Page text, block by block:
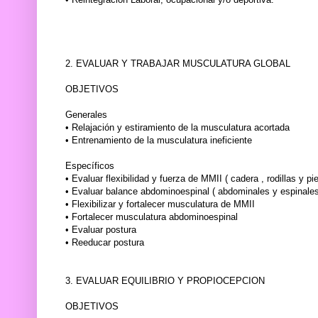
2. EVALUAR Y TRABAJAR MUSCULATURA GLOBAL
OBJETIVOS
Generales
• Relajación y estiramiento de la musculatura acortada
• Entrenamiento de la musculatura ineficiente
Específicos
• Evaluar flexibilidad y fuerza de MMII ( cadera , rodillas y
• Evaluar balance abdominoespinal ( abdominales y
• Flexibilizar y fortalecer musculatura de MMII
• Fortalecer musculatura abdominoespinal
• Evaluar postura
• Reeducar postura
3. EVALUAR EQUILIBRIO Y PROPIOCEPCION
OBJETIVOS